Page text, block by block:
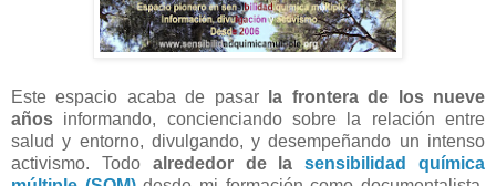
Este espacio acaba de pasar
la frontera de los nueve
años informando, concienciando sobre la relación entre
salud y entorno, divulgando, y desempeñando un intenso
activismo. Todo alrededor de lasensibilidad química